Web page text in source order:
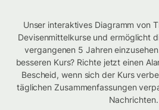
Unser interaktives Diagramm von
Devisenmittelkurse und ermöglicht
vergangenen 5 Jahren
besseren Kurs? Richte jetzt einen
Bescheid, wenn sich der Kurs
täglichen Zusammenfassungen
Nachrichten.